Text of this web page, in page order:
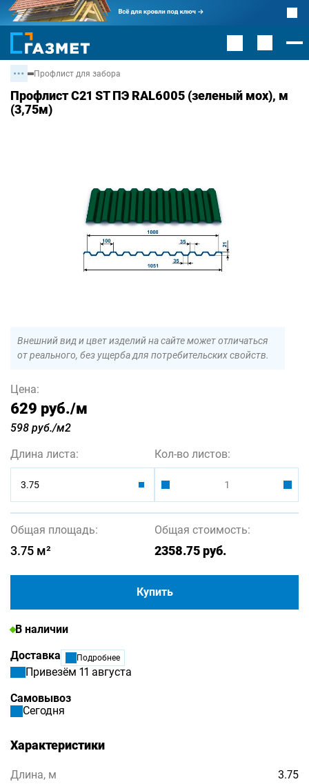
Профлист для забора
Профлист С21 ST ПЭ RAL6005 (зеленый мох), м
(3,75м)
Внешний вид и цвет изделий на сайте может отличаться
от реального, без ущерба для потребительских свойств.
Цена:
629 руб./м
598 руб./м2
Длина листа:
3.75
Кол-во листов:
Общая площадь:
3.75 м²
Общая стоимость:
2358.75руб.
Купить
В наличии
Доставка
Подробнее
Привезём 11 августа
Самовывоз
Сегодня
Характеристики
Длина, м 3.75